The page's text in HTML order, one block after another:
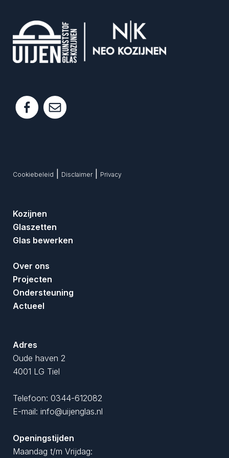
Cookiebeleid Disclaimer Privacy
Kozijnen
Glaszetten
Glas bewerken
Over ons
Projecten
Ondersteuning
Actueel
Adres
Oude haven 2
4001 LG Tiel
Telefoon: 0344-612082
E-mail: info@uijenglas.nl
Openingstijden
Maandag t/m Vrijdag: